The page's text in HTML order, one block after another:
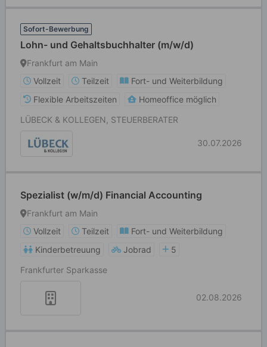
Sofort-Bewerbung
Lohn- und Gehaltsbuchhalter (m/w/d)
Frankfurt am Main
Vollzeit
Teilzeit
Fort- und Weiterbildung
Flexible Arbeitszeiten
Homeoffice möglich
LÜBECK & KOLLEGEN, STEUERBERATER
30.07.2026
Spezialist (w/m/d) Financial Accounting
Frankfurt am Main
Vollzeit
Teilzeit
Fort- und Weiterbildung
Kinderbetreuung
Jobrad
5
Frankfurter Sparkasse
02.08.2026